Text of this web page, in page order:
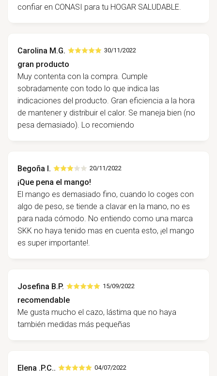
confiar en CONASI para tu HOGAR SALUDABLE.
Carolina M.G. 30/11/2022
gran producto
Muy contenta con la compra. Cumple
sobradamente con todo lo que indica las
indicaciones del producto. Gran eficiencia a la hora
de mantener y distribuir el calor. Se maneja bien (no
pesa demasiado). Lo recomiendo
Begoña I. 20/11/2022
¡Que pena el mango!
El mango es demasiado fino, cuando lo coges con
algo de peso, se tiende a clavar en la mano, no es
para nada cómodo. No entiendo como una marca
SKK no haya tenido mas en cuenta esto, ¡el mango
es super importante!.
Josefina B.P. 15/09/2022
recomendable
Me gusta mucho el cazo, lástima que no haya
también medidas más pequeñas
Elena .P.C.. 04/07/2022